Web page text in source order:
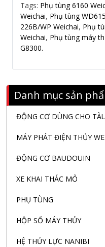
Danh mục sản
ĐỘNG CƠ DÙNG CHO
MÁY PHÁT ĐIỆN THỦY
ĐỘNG CƠ BAUDOUIN
XE KHAI THÁC MỎ
PHỤ TÙNG
HỘP SỐ MÁY THỦY
HỆ THỦY LỰC NANIBI
Tags: Phụ tùng 6160
Weichai, Phụ tùng
226B/WP Weichai, Phụ
Weichai, Phụ tùng máy
G8300.